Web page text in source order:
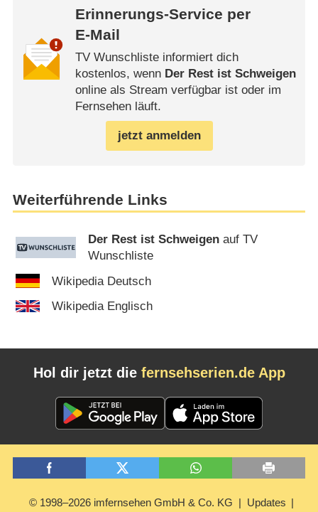
Erinnerungs-Service per
E-Mail
TV Wunschliste informiert dich
kostenlos, wenn Der Rest ist Schweigen
online als Stream verfügbar ist oder im
Fernsehen läuft.
jetzt anmelden
Weiterführende Links
Der Rest ist Schweigen auf TV
Wunschliste
Wikipedia Deutsch
Wikipedia Englisch
Hol dir jetzt die fernsehserien.de App
© 1998–2026 imfernsehen GmbH & Co. KG Updates